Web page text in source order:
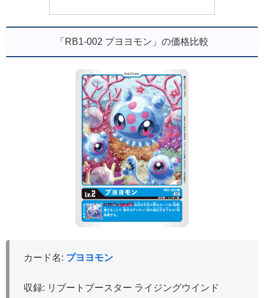
「RB1-002 プヨヨモン」の価格比較
カード名: プヨヨモン
収録: リブートブースター ライジングウインド